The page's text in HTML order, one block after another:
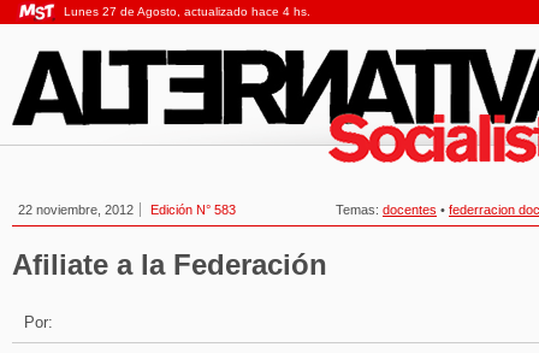
Lunes 27 de Agosto, actualizado hace 4 hs.
22 noviembre, 2012 Edición N° 583 Temas: docentes • federracion
Afiliate a la Federación
Por: